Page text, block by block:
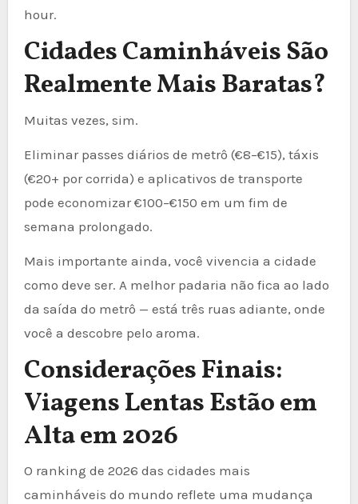
hour.
Cidades Caminháveis São
Realmente Mais Baratas?
Muitas vezes, sim.
Eliminar passes diários de metrô (€8–€15), táxis
(€20+ por corrida) e aplicativos de transporte
pode economizar €100–€150 em um fim de
semana prolongado.
Mais importante ainda, você vivencia a cidade
como deve ser. A melhor padaria não fica ao lado
da saída do metrô — está três ruas adiante, onde
você a descobre pelo aroma.
Considerações Finais:
Viagens Lentas Estão em
Alta em 2026
O ranking de 2026 das cidades mais
caminháveis do mundo reflete uma mudança